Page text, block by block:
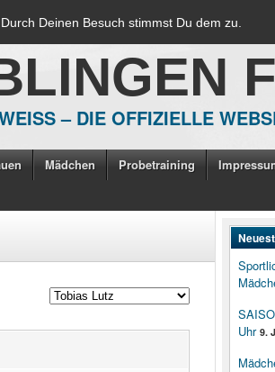
Deinen Besuch stimmst Du dem zu.
– DIE OFFIZIELLE
Mädchen Probetraining
Uhr 9.